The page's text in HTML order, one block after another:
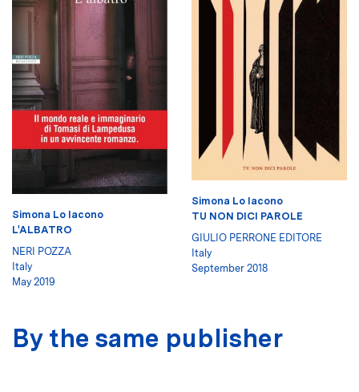
Simona Lo Iacono
L'ALBATRO
NERI POZZA
Italy
May 2019
Simona Lo Iacono
TU NON DICI PAROLE
GIULIO PERRONE EDITORE
Italy
September 2018
By the same publisher